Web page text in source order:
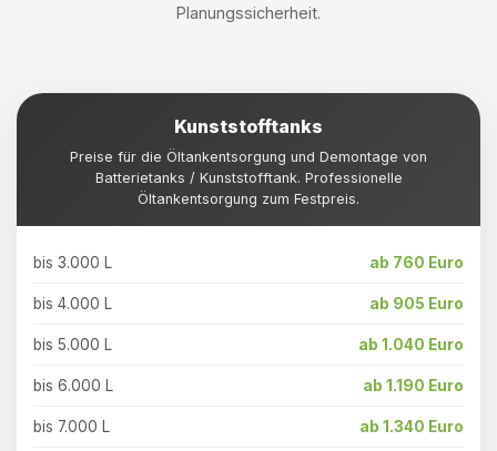
Planungssicherheit.
Kunststofftanks
Preise für die Öltankentsorgung und Demontage von
Batterietanks / Kunststofftank. Professionelle
Öltankentsorgung zum Festpreis.
bis 3.000 L ab 760 Euro
bis 4.000 L ab 905 Euro
bis 5.000 L ab 1.040 Euro
bis 6.000 L ab 1.190 Euro
bis 7.000 L ab 1.340 Euro